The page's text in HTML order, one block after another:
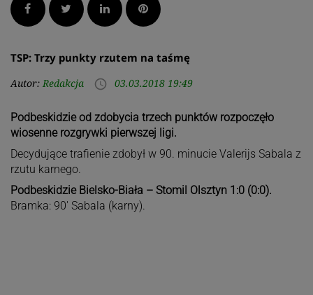
Facebook Twitter LinkedInPinterest
TSP: Trzy punkty rzutem na taśmę
Autor: Redakcja access_time 03.03.2018 19:49
Podbeskidzie od zdobycia trzech punktów rozpoczęło
wiosenne rozgrywki pierwszej ligi.
Decydujące trafienie zdobył w 90. minucie Valerijs Sabala z
rzutu karnego.
Podbeskidzie Bielsko-Biała – Stomil Olsztyn 1:0 (0:0).
Bramka: 90′ Sabala (karny).